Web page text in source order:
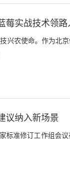
实战技术领路
兴农使命。作为北
议纳入新场景
标准修订工作组会